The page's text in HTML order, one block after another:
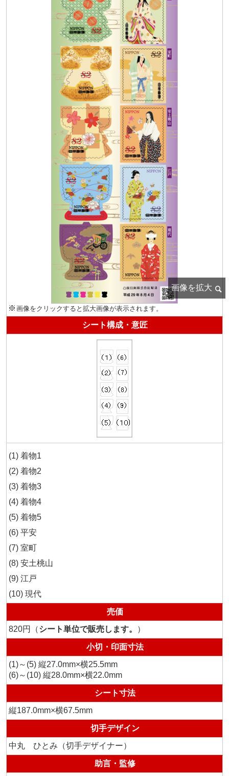
画像をクリックすると拡大画像が表示されます。
シート構成・意匠
着物1
着物2
着物3
着物4
着物5
平安
室町
安土桃山
江戸
現代
売価
820円（シート単位で販売します。 ）
小切・印面寸法
(1)～(5) 縦27.0mm×横25.5mm
(6)～(10) 縦28.0mm×横22.0mm
シート寸法
縦187.0mm×横67.5mm
切手デザイン
中丸 ひとみ（切手デザイナー）
助言・監修